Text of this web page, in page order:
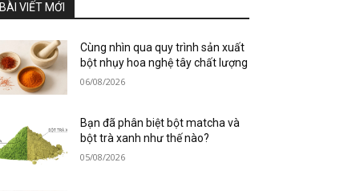
BÀI VIẾT MỚI
Cùng nhìn qua quy trình sản xuất
bột nhụy hoa nghệ tây chất lượng
06/08/2026
Bạn đã phân biệt bột matcha và
bột trà xanh như thế nào?
05/08/2026